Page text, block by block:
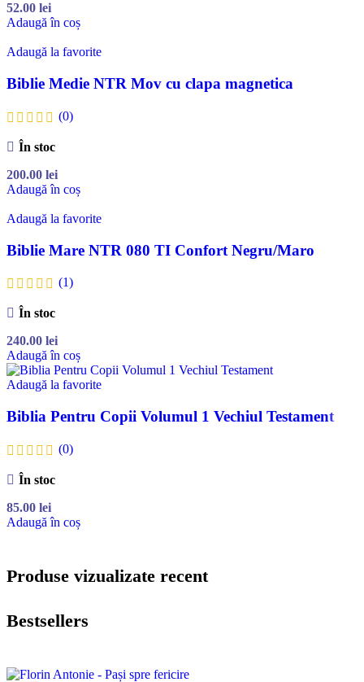
52.00 lei
Adaugă în coș
Adaugă la favorite
Biblie Medie NTR Mov cu clapa magnetica
(0)
În stoc
200.00 lei
Adaugă în coș
Adaugă la favorite
Biblie Mare NTR 080 TI Confort Negru/Maro
(1)
În stoc
240.00 lei
Adaugă în coș
Adaugă la favorite
Biblia Pentru Copii Volumul 1 Vechiul Testament
(0)
În stoc
85.00 lei
Adaugă în coș
Produse vizualizate recent
Bestsellers